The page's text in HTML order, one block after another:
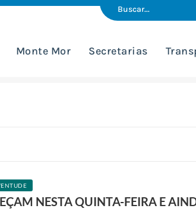
Monte Mor Secretarias
NESTA QUINTA-FEIRA E